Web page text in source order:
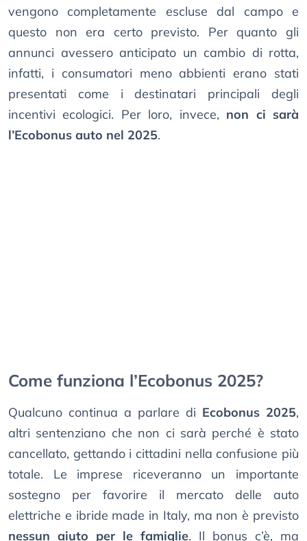
vengono completamente escluse dal campo e
questo non era certo previsto. Per quanto gli
annunci avessero anticipato un cambio di rotta,
infatti, i consumatori meno abbienti erano stati
presentati come i destinatari principali degli
incentivi ecologici. Per loro, invece, non ci sarà
l’Ecobonus auto nel 2025.
Come funziona l’Ecobonus 2025?
Qualcuno continua a parlare di Ecobonus 2025,
altri sentenziano che non ci sarà perché è stato
cancellato, gettando i cittadini nella confusione più
totale. Le imprese riceveranno un importante
sostegno per favorire il mercato delle auto
elettriche e ibride made in Italy, ma non è previsto
nessun aiuto per le famiglie. Il bonus c’è, ma